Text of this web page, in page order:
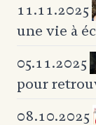
11.11.2025
une vie à
05.11.2025
pour
08.10.2025